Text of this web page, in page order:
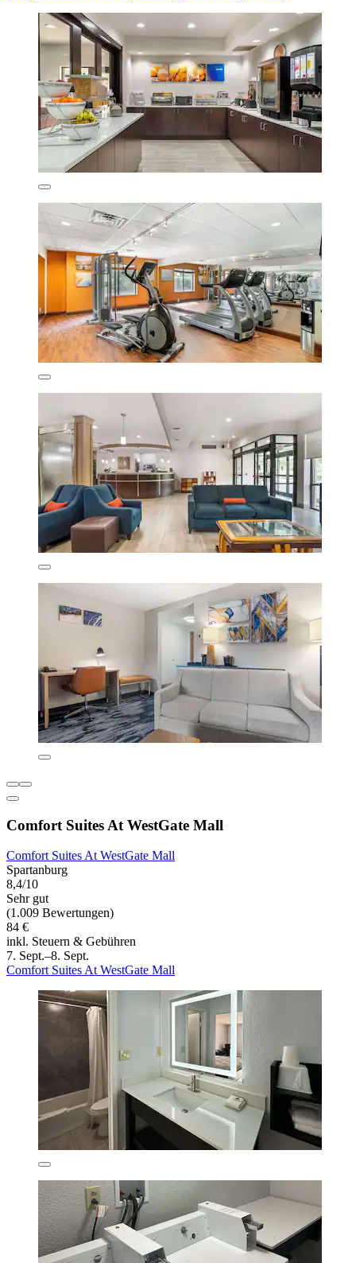
Comfort Suites At WestGate Mall
Comfort Suites At WestGate Mall
Spartanburg
8,4/10
Sehr gut
(1.009 Bewertungen)
84 €
inkl. Steuern & Gebühren
7. Sept.–8. Sept.
Comfort Suites At WestGate Mall